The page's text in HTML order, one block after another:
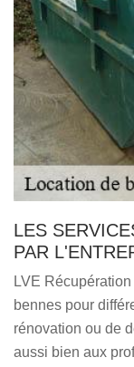
LES
PAR
LVE
bennes pour
rénovation ou de
aussi bien aux